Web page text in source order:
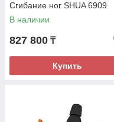
Сгибание ног SHUA 6909
В наличии
827 800 ₸
Купить